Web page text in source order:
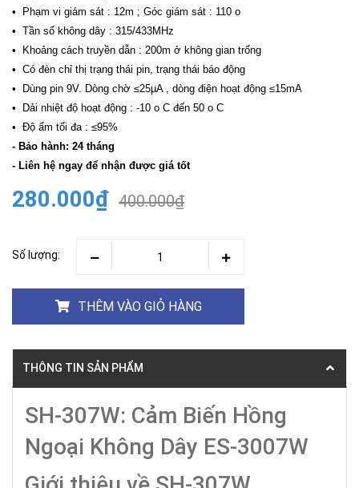
• Phạm vi giám sát : 12m ; Góc giám sát : 110 o
• Tần số không dây : 315/433MHz
• Khoảng cách truyền dẫn : 200m ở không gian trống
• Có đèn chỉ thị trạng thái pin, trạng thái báo động
• Dùng pin 9V. Dòng chờ ≤25µA , dòng điện hoạt động ≤15mA
• Dải nhiệt độ hoạt động : -10 o C đến 50 o C
• Độ ẩm tối đa : ≤95%
- Bảo hành: 24 tháng
- Liên hệ ngay để nhận được giá tốt
280.000₫ 400.000₫
Số lượng:
THÊM VÀO GIỎ HÀNG
THÔNG TIN SẢN PHẨM
SH-307W: Cảm Biến Hồng
Ngoại Không Dây ES-3007W